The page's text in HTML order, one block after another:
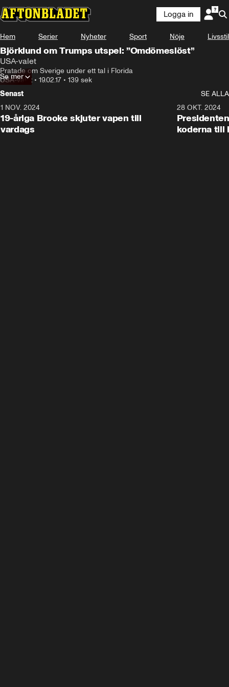
Logga in
Hem Serier Nyheter Sport Nöje Livsstil
Björklund om Trumps utspel: ”Omdömeslöst”
USA-valet
Pratade om Sverige under ett tal i Florida
USA-valet • 19.02.17 • 139 sek
Se mer
Senast
SE ALLA
1 NOV. 2024
19-åriga Brooke skjuter vapen till
vardags
28 OKT. 2024
koderna till